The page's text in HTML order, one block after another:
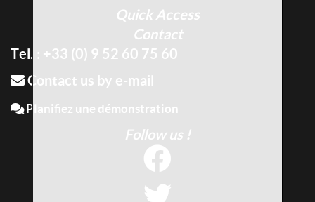
Quick Access
Contact
Tel. : +33 (0) 9 52 60 75 60
Contact us by e-mail
Planifiez une démonstration
Follow us !